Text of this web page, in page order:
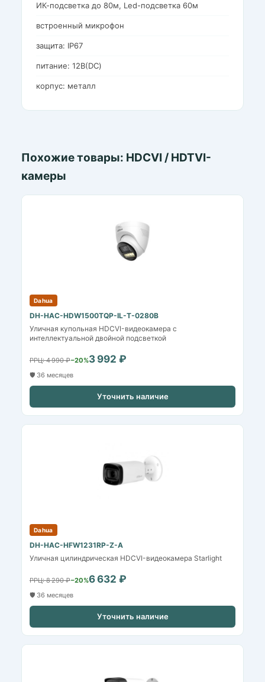
ИК-подсветка до 80м, Led-подсветка 60м
встроенный микрофон
защита: IP67
питание: 12В(DC)
корпус: металл
Похожие товары: HDCVI / HDTVI-
камеры
Dahua
DH-HAC-HDW1500TQP-IL-T-0280B
Уличная купольная HDCVI-видеокамера с
интеллектуальной двойной подсветкой
РРЦ: 4 990 ₽−20%3 992 ₽
🛡️ 36 месяцев
Уточнить наличие
Dahua
DH-HAC-HFW1231RP-Z-A
Уличная цилиндрическая HDCVI-видеокамера Starlight
РРЦ: 8 290 ₽−20%6 632 ₽
🛡️ 36 месяцев
Уточнить наличие